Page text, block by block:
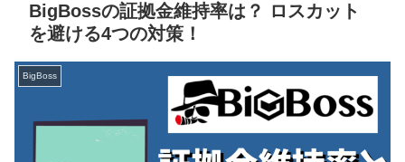
BigBossの証拠金維持率は？ ロスカット
を避ける4つの対策！
BigBoss